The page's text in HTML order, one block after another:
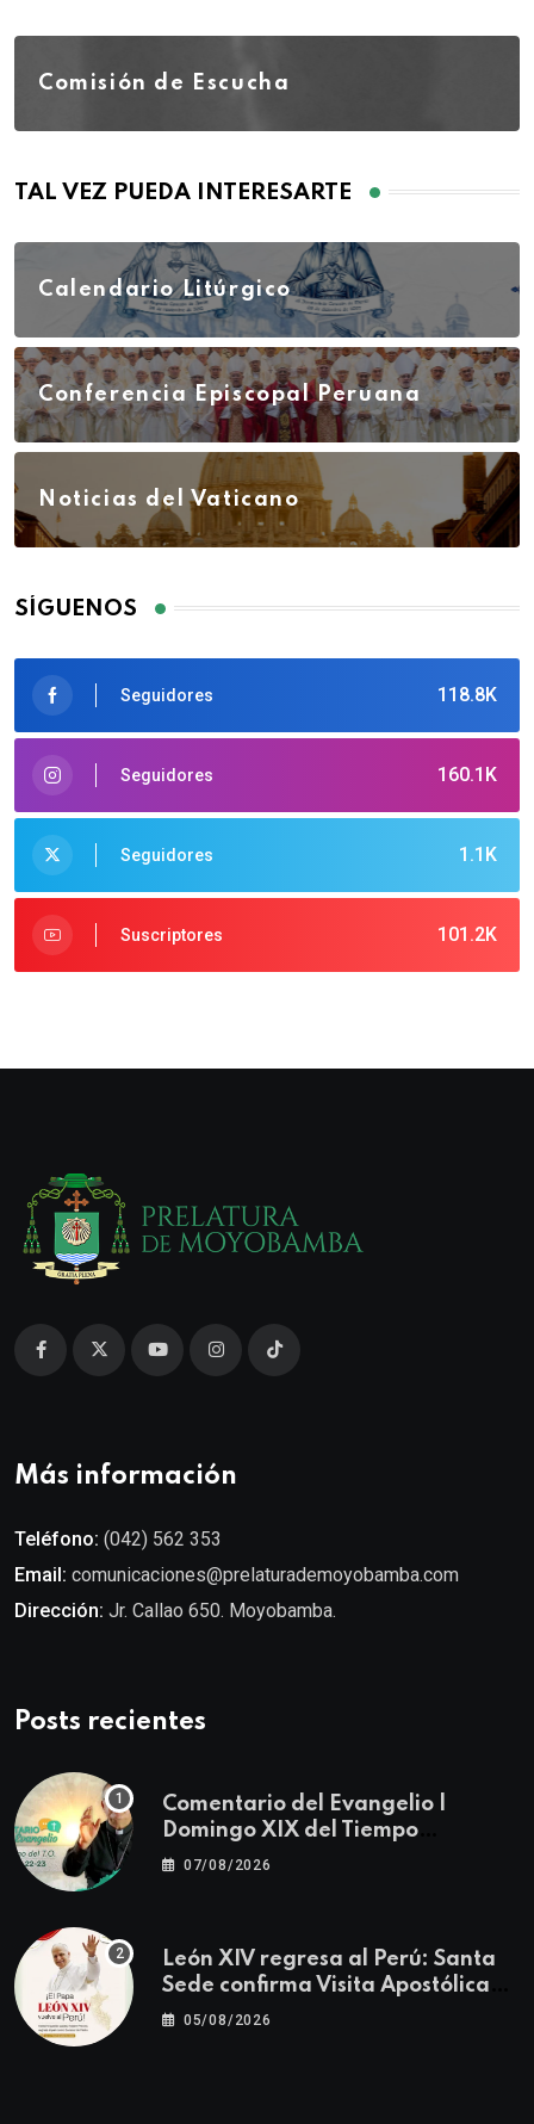
Comisión de Escucha
TAL VEZ PUEDA INTERESARTE
Calendario Litúrgico
Conferencia Episcopal Peruana
Noticias del Vaticano
SÍGUENOS
118.8K
Seguidores
160.1K
Seguidores
1.1K
Seguidores
101.2K
Suscriptores
Más información
Teléfono: (042) 562 353
Email: comunicaciones@prelaturademoyobamba.com
Dirección: Jr. Callao 650. Moyobamba.
Posts recientes
Comentario del Evangelio |
Domingo XIX del Tiempo
Ordinario | Mateo 14, 22-23
07/08/2026
León XIV regresa al Perú: Santa
Sede confirma Visita Apostólica
del 11 al 17 de noviembre
05/08/2026